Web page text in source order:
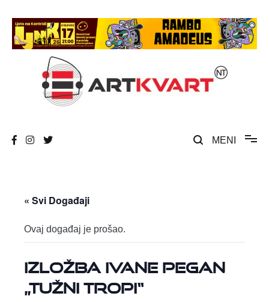
content
MENI
« Svi Događaji
Ovaj događaj je prošao.
Izložba Ivane Pegan
„Tužni tropi“